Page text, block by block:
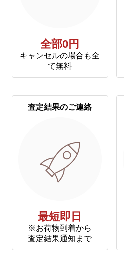
全部0円
キャンセルの場合も全
て無料
査定結果のご連絡
最短即日
※お荷物到着から
査定結果通知まで